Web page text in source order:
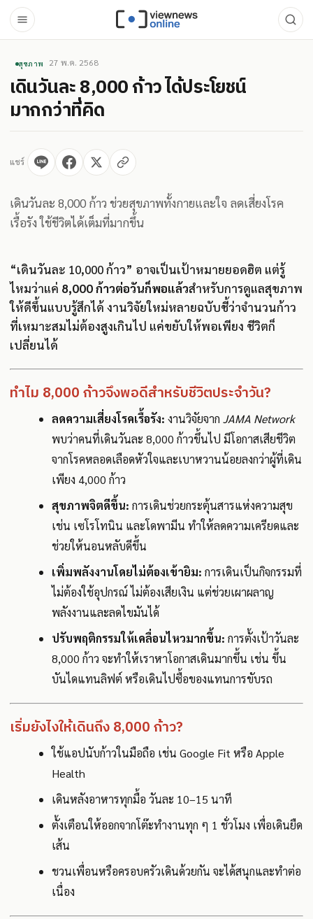
สุขภาพ 27 พ.ค. 2568
เดินวันละ 8,000 ก้าว ได้ประโยชน์
มากกว่าที่คิด
แชร์
เดินวันละ 8,000 ก้าว ช่วยสุขภาพทั้งกายและใจ ลดเสี่ยงโรค
เรื้อรัง ใช้ชีวิตได้เต็มที่มากขึ้น
“เดินวันละ 10,000 ก้าว” อาจเป็นเป้าหมายยอดฮิต แต่รู้
ไหมว่าแค่ 8,000 ก้าวต่อวันก็พอแล้วสำหรับการดูแลสุขภาพ
ให้ดีขึ้นแบบรู้สึกได้ งานวิจัยใหม่หลายฉบับชี้ว่าจำนวนก้าว
ที่เหมาะสมไม่ต้องสูงเกินไป แค่ขยับให้พอเพียง ชีวิตก็
เปลี่ยนได้
ทำไม 8,000 ก้าวจึงพอดีสำหรับชีวิตประจำวัน?
ลดความเสี่ยงโรคเรื้อรัง: งานวิจัยจาก JAMA Network
พบว่าคนที่เดินวันละ 8,000 ก้าวขึ้นไป มีโอกาสเสียชีวิต
จากโรคหลอดเลือดหัวใจและเบาหวานน้อยลงกว่าผู้ที่เดิน
เพียง 4,000 ก้าว
สุขภาพจิตดีขึ้น: การเดินช่วยกระตุ้นสารแห่งความสุข
เช่น เซโรโทนิน และโดพามีน ทำให้ลดความเครียดและ
ช่วยให้นอนหลับดีขึ้น
เพิ่มพลังงานโดยไม่ต้องเข้ายิม: การเดินเป็นกิจกรรมที่
ไม่ต้องใช้อุปกรณ์ ไม่ต้องเสียเงิน แต่ช่วยเผาผลาญ
พลังงานและลดไขมันได้
ปรับพฤติกรรมให้เคลื่อนไหวมากขึ้น: การตั้งเป้าวันละ
8,000 ก้าว จะทำให้เราหาโอกาสเดินมากขึ้น เช่น ขึ้น
บันไดแทนลิฟต์ หรือเดินไปซื้อของแทนการขับรถ
เริ่มยังไงให้เดินถึง 8,000 ก้าว?
ใช้แอปนับก้าวในมือถือ เช่น Google Fit หรือ Apple
Health
เดินหลังอาหารทุกมื้อ วันละ 10–15 นาที
ตั้งเตือนให้ออกจากโต๊ะทำงานทุก ๆ 1 ชั่วโมง เพื่อเดินยืด
เส้น
ชวนเพื่อนหรือครอบครัวเดินด้วยกัน จะได้สนุกและทำต่อ
เนื่อง